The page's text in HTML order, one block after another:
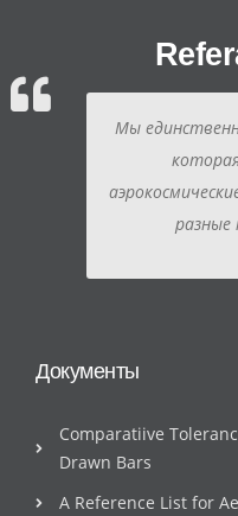
Мы
Документы
Comparatiive
Drawn Bars
A Reference List for